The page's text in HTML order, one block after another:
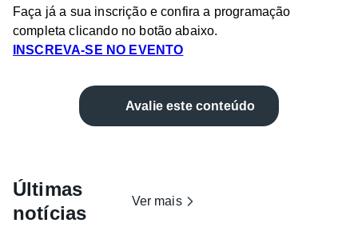
Faça já a sua inscrição e confira a programação
completa clicando no botão abaixo.
INSCREVA-SE NO EVENTO
Avalie este conteúdo
Últimas
notícias
Ver mais